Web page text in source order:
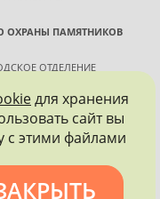
ОХРАНЫ ПАМЯТНИКОВ
ОТДЕЛЕНИЕ
для хранения
сайт вы
с этими файлами